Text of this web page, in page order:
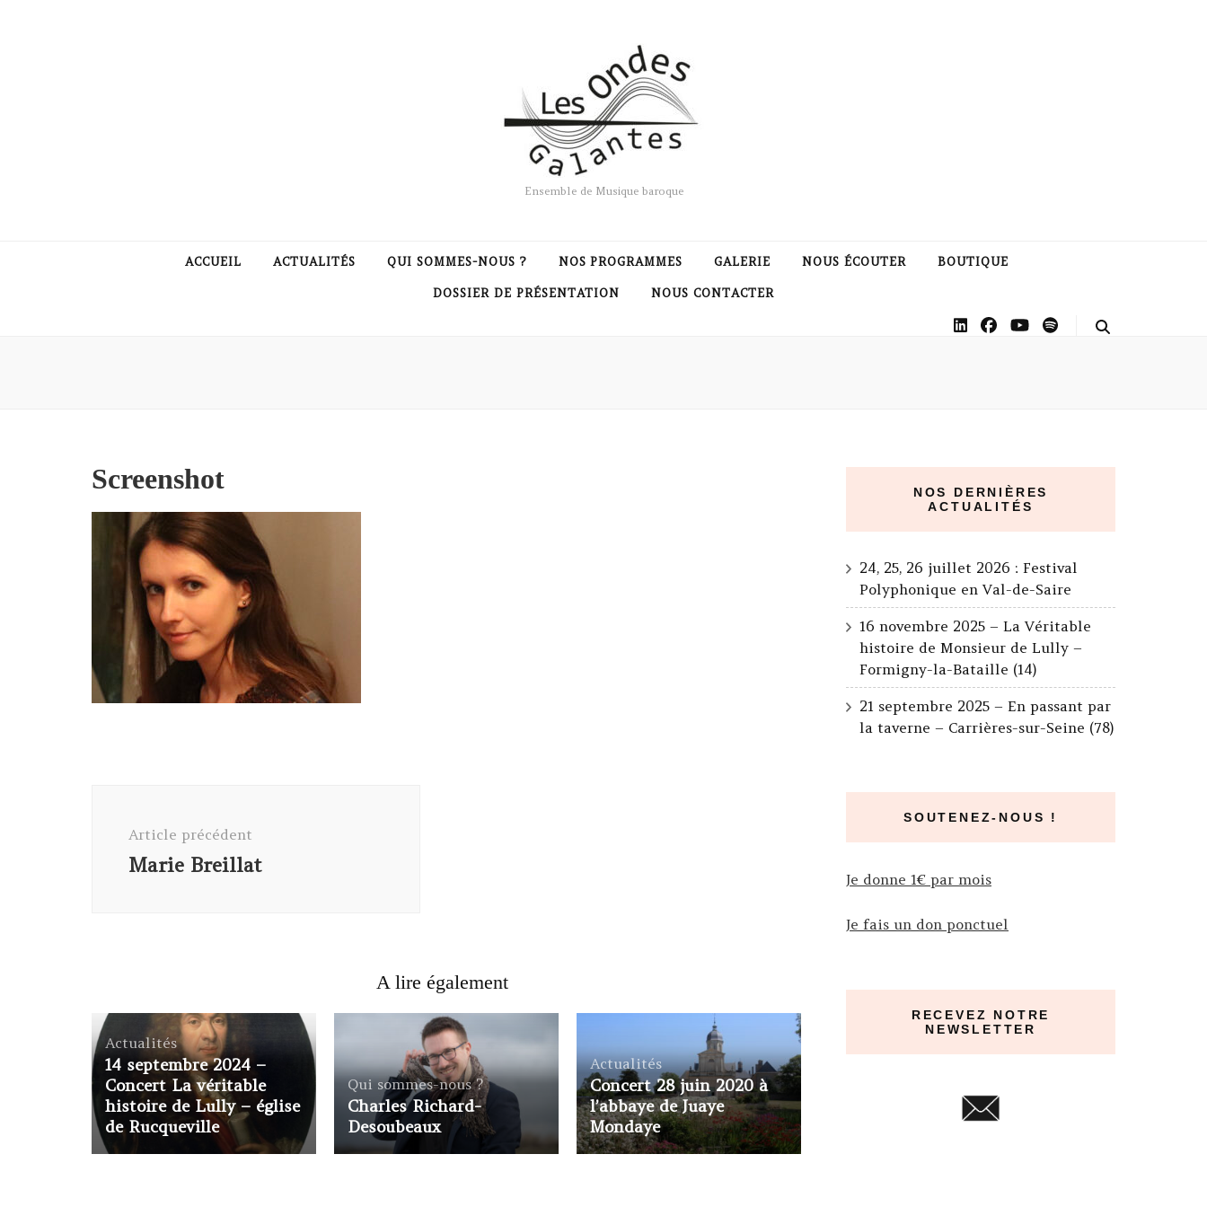
Ensemble de Musique baroque
ACCUEIL ACTUALITÉS QUI SOMMES-NOUS ? NOS PROGRAMMES GALERIE NOUS ÉCOUTER BOUTIQUE
DOSSIER DE PRÉSENTATION NOUS CONTACTER
Screenshot
Article précédent
Marie Breillat
A lire également
Actualités
14 septembre 2024 –
Concert La véritable
histoire de Lully – église
de Rucqueville
Qui sommes-nous ?
Charles Richard-
Desoubeaux
Actualités
Concert 28 juin 2020 à
l’abbaye de Juaye
Mondaye
NOS DERNIÈRES
ACTUALITÉS
24, 25, 26 juillet 2026 : Festival
Polyphonique en Val-de-Saire
16 novembre 2025 – La Véritable
histoire de Monsieur de Lully –
Formigny-la-Bataille (14)
21 septembre 2025 – En passant par
la taverne – Carrières-sur-Seine (78)
SOUTENEZ-NOUS !
Je donne 1€ par mois
Je fais un don ponctuel
RECEVEZ NOTRE
NEWSLETTER